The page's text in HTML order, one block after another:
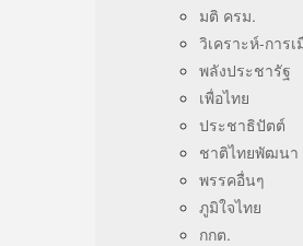
มติ ครม.
วิเคราะห์-การเ
พลังประชารัฐ
เพื่อไทย
ประชาธิปัตต์
ชาติไทยพัฒนา
พรรคอื่นๆ
ภูมิใจไทย
กกต.